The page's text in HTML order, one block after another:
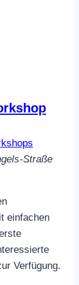
Straße
einfachen
Verfügung.